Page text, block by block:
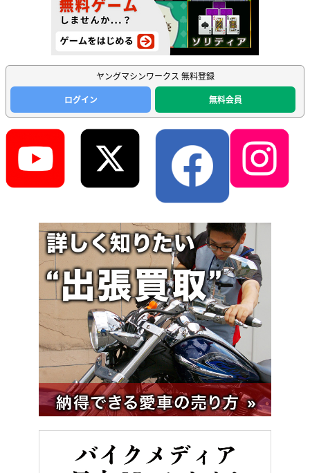
ヤングマシンワークス 無料登録
ログイン
無料会員